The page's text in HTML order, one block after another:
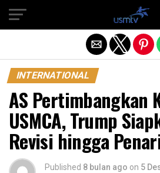
INTERNATIONAL
AS Pertimbangkan
USMCA, Trump
Revisi hingga
Published 8 bulan ago on 5
Exit mobile